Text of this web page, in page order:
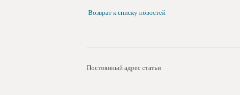
Возврат к списку новостей
Постоянный адрес статьи